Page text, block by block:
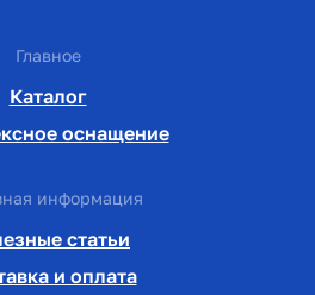
Главное
Каталог
оснащение
информация
статьи
и оплата